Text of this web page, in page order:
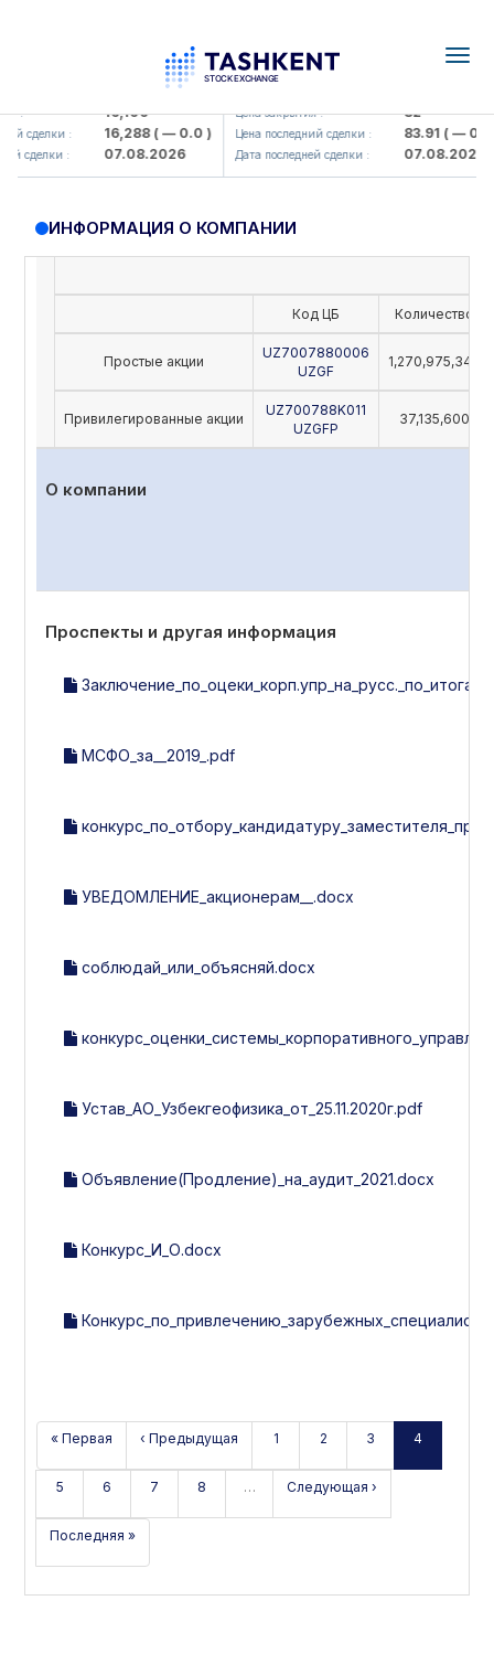
: 16,100
сделки : 16,288( — 0.0 )
сделки : 07.08.2026
KFSK (<Kafolat sug'urta
Цена закрытия : 82
Цена последний сделки : 83.91( — 0.0 )
Дата последней сделки : 07.08.2026
ИНФОРМАЦИЯ О КОМПАНИИ
Код ЦБ Количество
Простые акции
UZ7007880006
UZGF
1,270,975,342
Привилегированные акции
UZ700788K011
UZGFP
37,135,600
О компании
Проспекты и другая информация
МСФО_за__2019_.pdf
УВЕДОМЛЕНИЕ_акционерам__.docx
соблюдай_или_объясняй.docx
Устав_АО_Узбекгеофизика_от_25.11.2020г.pdf
Объявление(Продление)_на_аудит_2021.docx
Конкурс_И_О.docx
« Первая ‹ Предыдущая 1 2 3 4
5 6 7 8 … Следующая ›
Последняя »